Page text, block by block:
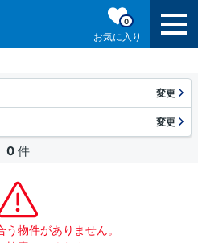
お気に入り
0
変更
変更
0 件
う物件がありません。